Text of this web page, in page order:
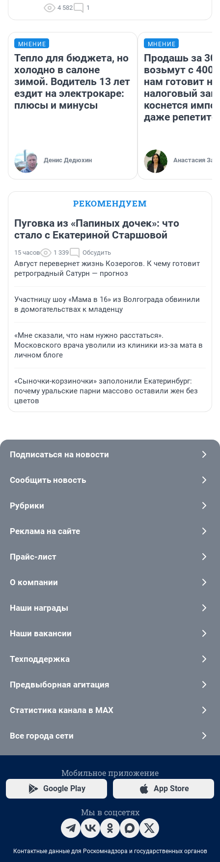
4 582 1
МНЕНИЕ
Тепло для бюджета, но
холодно в салоне
зимой. Водитель 13 лет
ездит на электрокаре:
плюсы и минусы
Денис Дедюхин
МНЕНИЕ
Продашь за
возьмут с
нам готовит
налоговый
коснется
даже
Анастасия
РЕКОМЕНДУЕМ
Пуговка из «Папиных дочек»: что
стало с Екатериной Старшовой
15 часов 1 339 Обсудить
Август перевернет жизнь Козерогов. К чему готовит
ретроградный Сатурн — прогноз
Участницу шоу «Мама в 16» из Волгограда обвинили
в домогательствах к младенцу
«Мне сказали, что нам нужно расстаться».
Московского врача уволили из клиники из-за мата в
личном блоге
«Сыночки-корзиночки» заполонили Екатеринбург:
почему уральские парни массово оставили жен без
цветов
Подписаться на новости
Сообщить новость
Рубрики
Реклама на сайте
Прайс-лист
О компании
Наши награды
Наши вакансии
Техподдержка
Предвыборная агитация
Статистика канала в MAX
Все города сети
Мобильное приложение
Google Play App Store
Мы в соцсетях
Контактные данные для Роскомнадзора и государственных органов